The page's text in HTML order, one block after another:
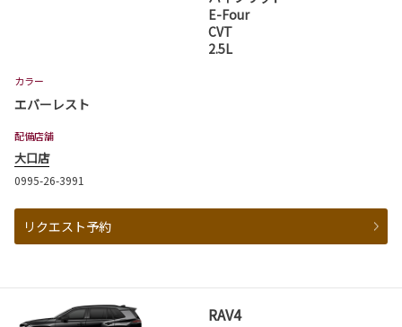
E-Four
CVT
2.5L
カラー
エバーレスト
配備店舗
大口店
0995-26-3991
リクエスト予約
RAV4